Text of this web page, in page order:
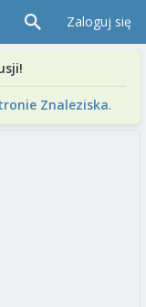
Zaloguj się
Znaleziska.